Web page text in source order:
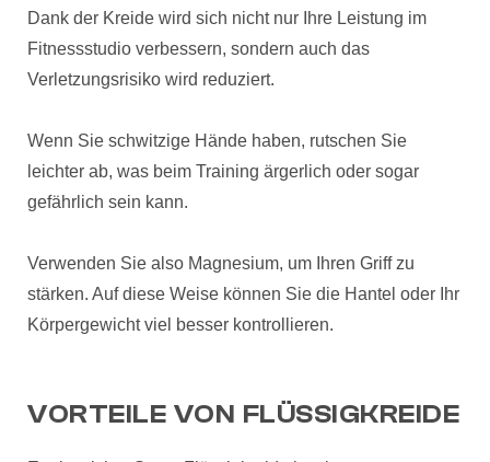
Dank der Kreide wird sich nicht nur Ihre Leistung im
Fitnessstudio verbessern, sondern auch das
Verletzungsrisiko wird reduziert.
Wenn Sie schwitzige Hände haben, rutschen Sie
leichter ab, was beim Training ärgerlich oder sogar
gefährlich sein kann.
Verwenden Sie also Magnesium, um Ihren Griff zu
stärken. Auf diese Weise können Sie die Hantel oder Ihr
Körpergewicht viel besser kontrollieren.
VORTEILE VON FLÜSSIGKREIDE